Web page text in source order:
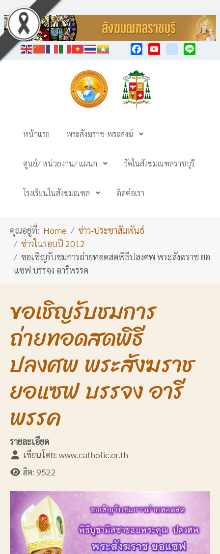
หน้าแรก พระสังฆราช-พระสงฆ์
ศูนย์/ หน่วยงาน/ แผนก วัดในสังฆมณฑลราชบุรี
โรงเรียนในสังฆมณฑล ติดต่อเรา
คุณอยู่ที่: Home
ข่าว-ประชาสัมพันธ์
ข่าวในรอบปี 2012
ขอเชิญรับชมการถ่ายทอดสดพิธีปลงศพ พระสังฆราช ยอ
แซฟ บรรจง อารีพรรค
ขอเชิญรับชมการ
ถ่ายทอดสดพิธี
ปลงศพ พระสังฆราช
ยอแซฟ บรรจง อารี
พรรค
รายละเอียด
เขียนโดย: www.catholic.or.th
ฮิต: 9522